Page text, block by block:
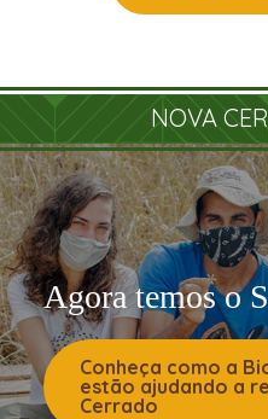
NOVA
Agora temos o
Conheça como a
estão ajudando a
Cerrado